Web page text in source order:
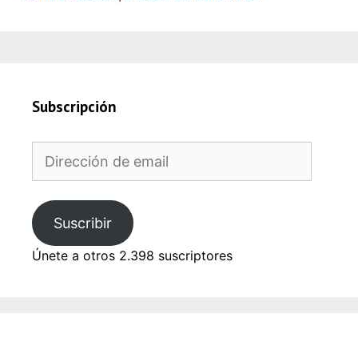
Subscripción
de
Suscribir
Únete a otros 2.398 suscriptores